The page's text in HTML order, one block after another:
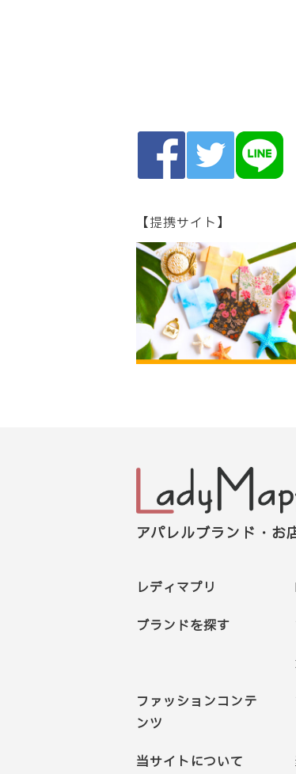
【提携サイト】
アパレルブランド・お
レディマプリ
ブランドを探す
ファッションコンテ
ンツ
当サイトについて